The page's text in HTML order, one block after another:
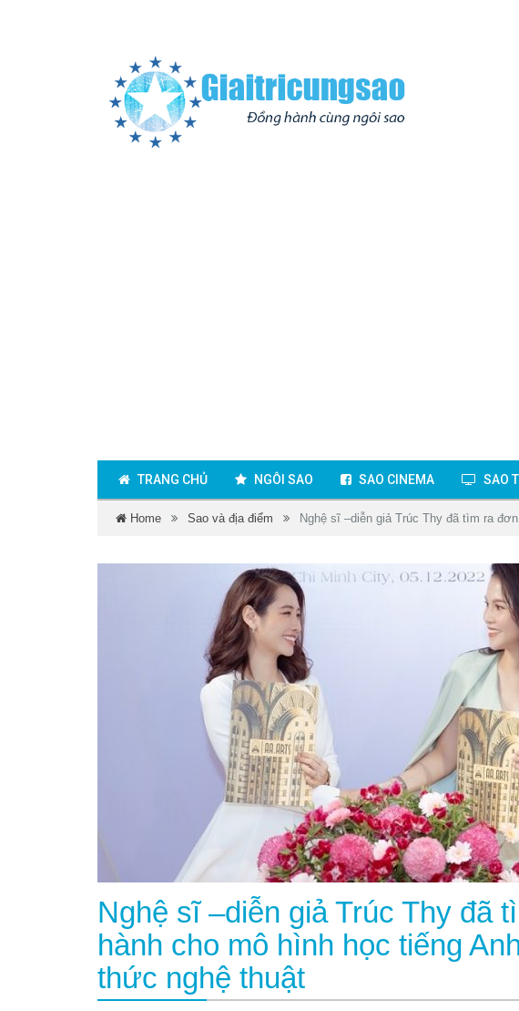
TRANG CHỦ NGÔI SAO SAO CINEMA SAO
Home Sao và địa điểm Nghệ sĩ –diễn giả Trúc Thy đã tìm ra
Nghệ sĩ –diễn giả Trúc Thy đã
hành cho mô hình học tiếng
thức nghệ thuật